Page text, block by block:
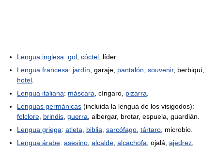
Lengua inglesa: gol cóctel , líder.
Lengua francesa: jardín , garaje, pantalón souvenir, berbiquí,
hotel
Lengua italiana: máscara , cíngaro, pizarra
Lenguas germánicas (incluida la lengua de los visigodos):
folclore brindis guerra , albergar, brotar, espuela, guardián.
Lengua griega: atleta biblia sarcófago tártaro , microbio.
Lengua árabe: asesino alcalde alcachofa , ojalá, ajedrez